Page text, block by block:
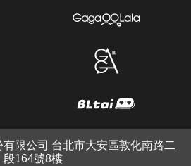
限公司 台北市大安區敦化南路二
段164號8樓